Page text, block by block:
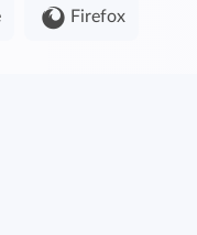
Firefox